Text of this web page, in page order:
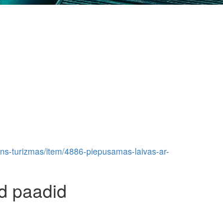
turizmas/item/4886-piepusamas-laivas-ar-
paadid